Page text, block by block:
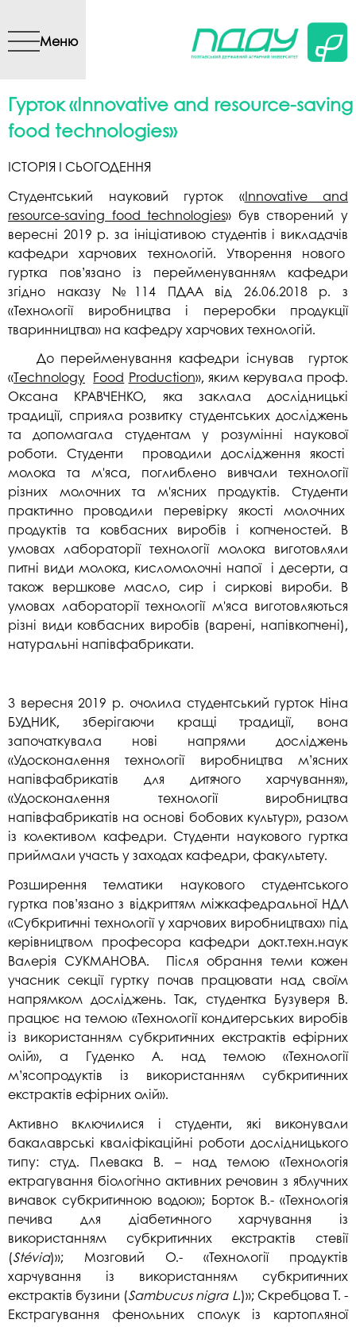
вмісту
Меню
Гурток «Innovative and resource-saving
food technologies»
ІСТОРІЯ І СЬОГОДЕННЯ
Студентський науковий гурток «Innovative and
resource-saving food technologies» був створений у
вересні 2019 р. за ініціативою студентів і викладачів
кафедри харчових технологій. Утворення нового
гуртка пов’язано із перейменуванням кафедри
згідно наказу №114 ПДАА від 26.06.2018 р. з
«Технології виробництва і переробки продукції
тваринництва» на кафедру харчових технологій.
До перейменування кафедри існував гурток
«Тechnology Food Production», яким керувала проф.
Оксана КРАВЧЕНКО, яка заклала дослідницькі
традиції, сприяла розвитку студентських досліджень
та допомагала студентам у розумінні наукової
роботи. Студенти проводили дослідження якості
молока та м'яса, поглиблено вивчали технології
різних молочних та м'ясних продуктів. Студенти
практично проводили перевірку якості молочних
продуктів та ковбасних виробів і копченостей. В
умовах лабораторії технології молока виготовляли
питні види молока, кисломолочні напої і десерти, а
також вершкове масло, сир і сиркові вироби. В
умовах лабораторії технології м'яса виготовляються
різні види ковбасних виробів (варені, напівкопчені),
натуральні напівфабрикати.
З вересня 2019 р. очолила студентський гурток Ніна
БУДНИК, зберігаючи кращі традиції, вона
започаткувала нові напрями досліджень
«Удосконалення технології виробництва м’ясних
напівфабрикатів для дитячого харчування»,
«Удосконалення технології виробництва
напівфабрикатів на основі бобових культур», разом
із колективом кафедри. Студенти наукового гуртка
приймали участь у заходах кафедри, факультету.
Розширення тематики наукового студентського
гуртка пов’язано з відкриттям міжкафедральної НДЛ
«Субкритичні технології у харчових виробництвах» під
керівництвом професора кафедри докт.техн.наук
Валерія СУКМАНОВА. Після обрання теми кожен
учасник секції гуртку почав працювати над своїм
напрямком досліджень. Так, студентка Бузуверя В.
працює на темою «Технології кондитерських виробів
із використанням субкритичних екстрактів ефірних
олій», а Гуденко А. над темою «Технології
м’ясопродуктів із використанням субкритичних
екстрактів ефірних олій».
Активно включилися і студенти, які виконували
бакалаврські кваліфікаційні роботи дослідницького
типу: студ. Плевака В. – над темою «Технологія
ектрагування біологічно активних речовин з яблучних
вичавок субкритичною водою»; Борток В.- «Технологія
печива для діабетичного харчування із
використанням субкритичних екстрактів стевії
(Stévia)»; Мозговий О.- «Технології продуктів
харчування із використанням субкритичних
екстрактів бузини (Sambucus nigra L.)»; Скребцова Т. -
Екстрагування фенольних сполук із картопляної